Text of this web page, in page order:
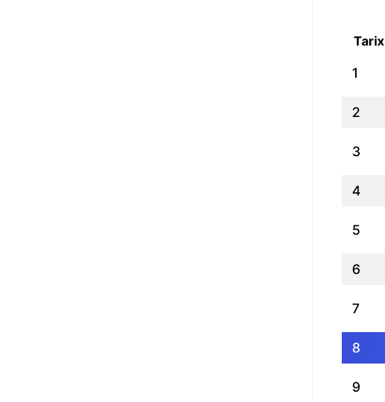
Tarix
1
2
3
4
5
6
7
8
9